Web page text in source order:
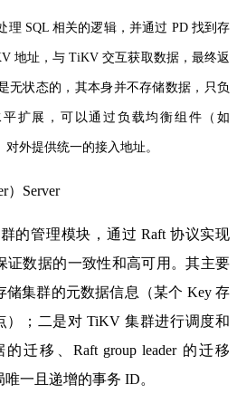
理 SQL 相关的逻辑，并通过 PD 找到存
地址，与 TiKV 交互获取数据，最终返
无状态的，其本身并不存储数据，只负
扩展，可以通过负载均衡组件（如
外提供统一的接入地址。
）Server
的管理模块，通过 Raft 协议实现
证数据的一致性和高可用。其主要
储集群的元数据信息（某个 Key 存
； 二是对 TiKV 集群进行调度和
迁移、Raft group leader 的迁移
一且递增的事务 ID。